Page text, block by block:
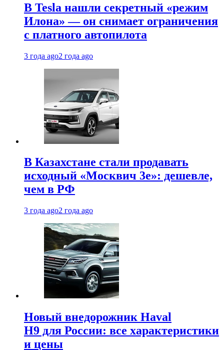
В Tesla нашли секретный «режим
Илона» — он снимает ограничения
с платного автопилота
3 года ago2 года ago
В Казахстане стали продавать
исходный «Москвич 3e»: дешевле,
чем в РФ
3 года ago2 года ago
Новый внедорожник Haval
H9 для России: все характеристики
и цены